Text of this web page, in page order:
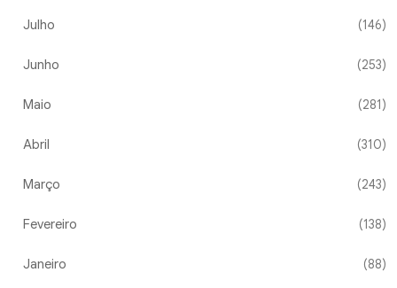
Julho (146)
Junho (253)
Maio (281)
Abril (310)
Março (243)
Fevereiro (138)
Janeiro (88)